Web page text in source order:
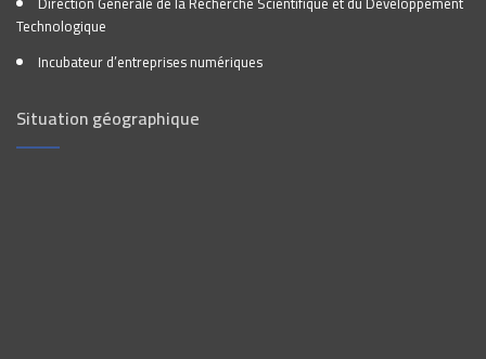
Technologique
Incubateur d’entreprises numériques
Situation géographique